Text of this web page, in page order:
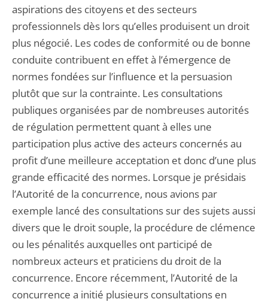
aspirations des citoyens et des secteurs
professionnels dès lors qu’elles produisent un droit
plus négocié. Les codes de conformité ou de bonne
conduite contribuent en effet à l’émergence de
normes fondées sur l’influence et la persuasion
plutôt que sur la contrainte. Les consultations
publiques organisées par de nombreuses autorités
de régulation permettent quant à elles une
participation plus active des acteurs concernés au
profit d’une meilleure acceptation et donc d’une plus
grande efficacité des normes. Lorsque je présidais
l’Autorité de la concurrence, nous avions par
exemple lancé des consultations sur des sujets aussi
divers que le droit souple, la procédure de clémence
ou les pénalités auxquelles ont participé de
nombreux acteurs et praticiens du droit de la
concurrence. Encore récemment, l’Autorité de la
concurrence a initié plusieurs consultations en